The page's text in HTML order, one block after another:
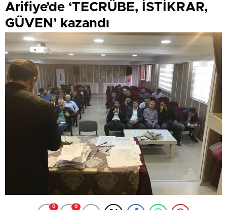
Arifiye’de ‘TECRÜBE, İSTİKRAR,
GÜVEN’ kazandı
0 0